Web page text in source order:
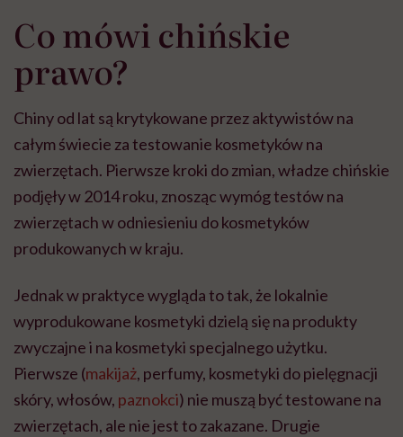
Co mówi chińskie
prawo?
Chiny od lat są krytykowane przez aktywistów na
całym świecie za testowanie kosmetyków na
zwierzętach. Pierwsze kroki do zmian, władze chińskie
podjęły w 2014 roku, znosząc wymóg testów na
zwierzętach w odniesieniu do kosmetyków
produkowanych w kraju.
Jednak w praktyce wygląda to tak, że lokalnie
wyprodukowane kosmetyki dzielą się na produkty
zwyczajne i na kosmetyki specjalnego użytku.
Pierwsze (makijaż, perfumy, kosmetyki do pielęgnacji
skóry, włosów, paznokci) nie muszą być testowane na
zwierzętach, ale nie jest to zakazane. Drugie